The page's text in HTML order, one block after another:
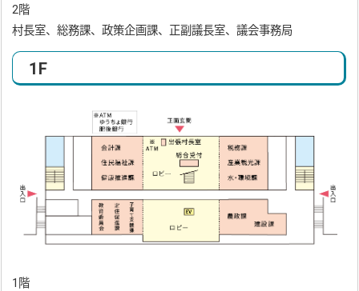
2階
村長室、総務課、政策企画課、正副議長室、議会事務局
1F
1階